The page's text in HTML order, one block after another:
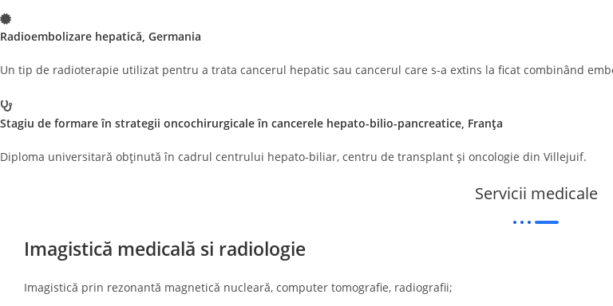
Radioembolizare hepatică, Germania
Un tip de radioterapie utilizat pentru a trata cancerul hepatic sau cancerul care s-a extins la ficat combinând
Stagiu de formare în strategii oncochirurgicale în cancerele hepato-bilio-pancreatice, Franța
Diploma universitară obținută în cadrul centrului hepato-biliar, centru de transplant și oncologie din Villejuif.
Servicii medicale
Imagistică medicală si radiologie
Imagistică prin rezonantă magnetică nucleară, computer tomografie, radiografii;